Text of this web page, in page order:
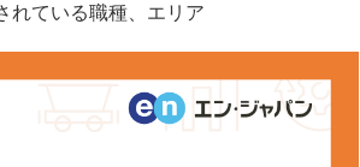
ている職種、エリア